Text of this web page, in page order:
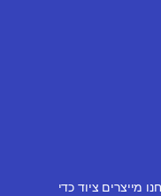
ציוד כדי